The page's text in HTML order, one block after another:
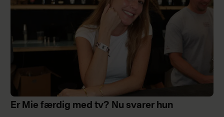
Er Mie færdig med tv? Nu svarer hun